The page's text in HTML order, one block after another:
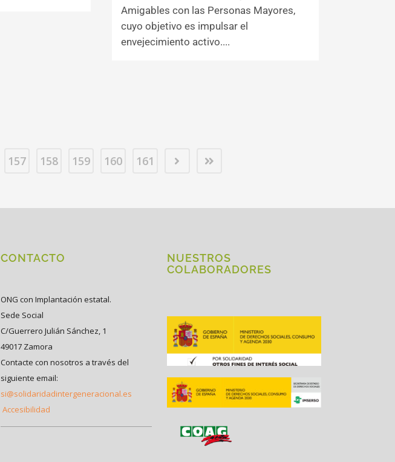
Amigables con las Personas Mayores,
cuyo objetivo es impulsar el
envejecimiento activo....
157 158 159 160 161
CONTACTO
ONG con Implantación estatal.
Sede Social
C/Guerrero Julián Sánchez, 1
49017 Zamora
Contacte con nosotros a través del
siguiente email:
si@solidaridadintergeneracional.es
Accesibilidad
NUESTROS
COLABORADORES